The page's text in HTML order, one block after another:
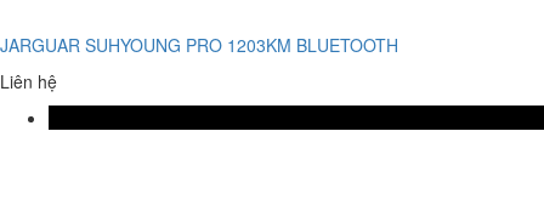
JARGUAR SUHYOUNG PRO 1203KM BLUETOOTH
Liên hệ